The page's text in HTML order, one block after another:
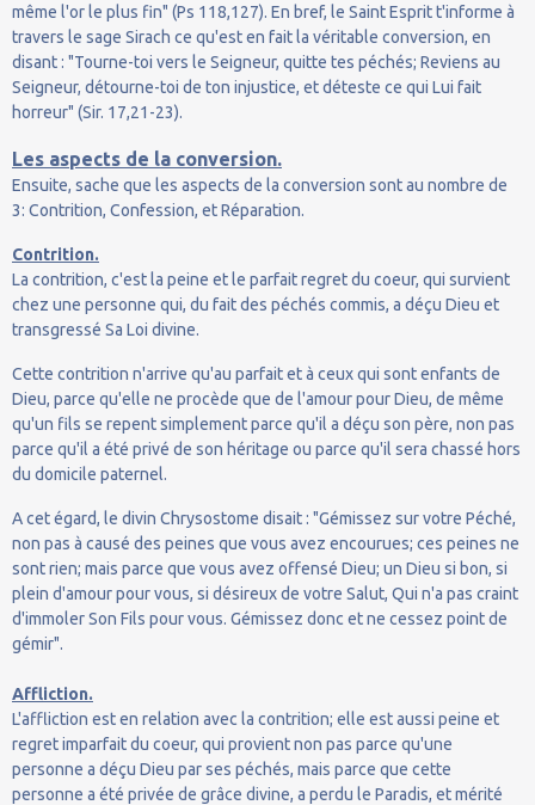
même l'or le plus fin" (Ps 118,127). En bref, le Saint Esprit t'informe à
travers le sage Sirach ce qu'est en fait la véritable conversion, en
disant : "Tourne-toi vers le Seigneur, quitte tes péchés; Reviens au
Seigneur, détourne-toi de ton injustice, et déteste ce qui Lui fait
horreur" (Sir. 17,21-23).
Les aspects de la conversion.
Ensuite, sache que les aspects de la conversion sont au nombre de
3: Contrition, Confession, et Réparation.
Contrition.
La contrition, c'est la peine et le parfait regret du coeur, qui survient
chez une personne qui, du fait des péchés commis, a déçu Dieu et
transgressé Sa Loi divine.
Cette contrition n'arrive qu'au parfait et à ceux qui sont enfants de
Dieu, parce qu'elle ne procède que de l'amour pour Dieu, de même
qu'un fils se repent simplement parce qu'il a déçu son père, non pas
parce qu'il a été privé de son héritage ou parce qu'il sera chassé hors
du domicile paternel.
A cet égard, le divin Chrysostome disait : "Gémissez sur votre Péché,
non pas à causé des peines que vous avez encourues; ces peines ne
sont rien; mais parce que vous avez offensé Dieu; un Dieu si bon, si
plein d'amour pour vous, si désireux de votre Salut, Qui n'a pas craint
d'immoler Son Fils pour vous. Gémissez donc et ne cessez point de
gémir".
Affliction.
L'affliction est en relation avec la contrition; elle est aussi peine et
regret imparfait du coeur, qui provient non pas parce qu'une
personne a déçu Dieu par ses péchés, mais parce que cette
personne a été privée de grâce divine, a perdu le Paradis, et mérité